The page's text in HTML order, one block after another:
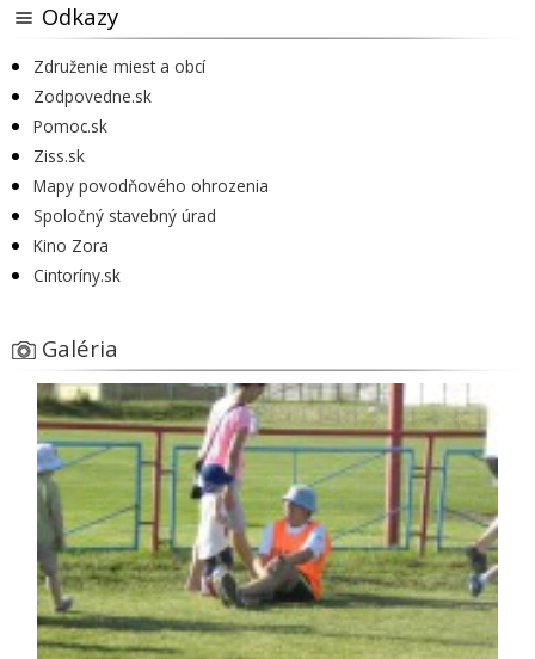
Odkazy
Združenie miest a obcí
Zodpovedne.sk
Pomoc.sk
Ziss.sk
Mapy povodňového ohrozenia
Spoločný stavebný úrad
Kino Zora
Cintoríny.sk
Galéria